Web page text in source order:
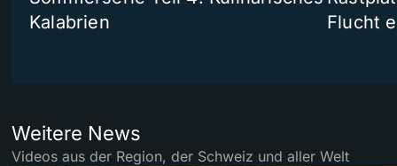
Kalabrien
Flucht
Weitere News
Videos aus der Region, der Schweiz und aller Welt